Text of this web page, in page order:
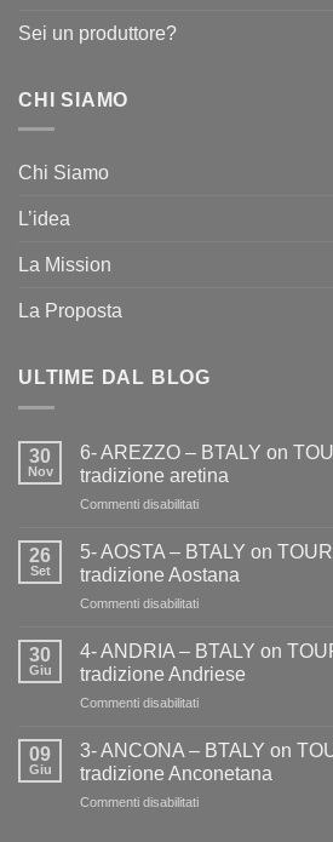
Sei un produttore?
CHI SIAMO
Chi Siamo
L’idea
La Mission
La Proposta
ULTIME DAL BLOG
30
Nov
6- AREZZO – BTALY on
tradizione aretina
Commenti disabilitatisu
AREZZO
BTALY
on
i
piatti
tradizione
26
Set
5- AOSTA – BTALY on
tradizione Aostana
Commenti disabilitatisu
AOSTA
–
BTALY
on
piatti
tradizione
30
Giu
4- ANDRIA – BTALY on
tradizione Andriese
Commenti disabilitatisu
ANDRIA
BTALY
on
09
Giu
3- ANCONA – BTALY on
tradizione Anconetana
Commenti disabilitatisu